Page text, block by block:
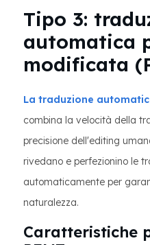
Tipo 3:
automatica
modificata
La traduzione
combina la velocità della
precisione dell'editing
rivedano e perfezionino le
automaticamente per
naturalezza.
Caratteristiche